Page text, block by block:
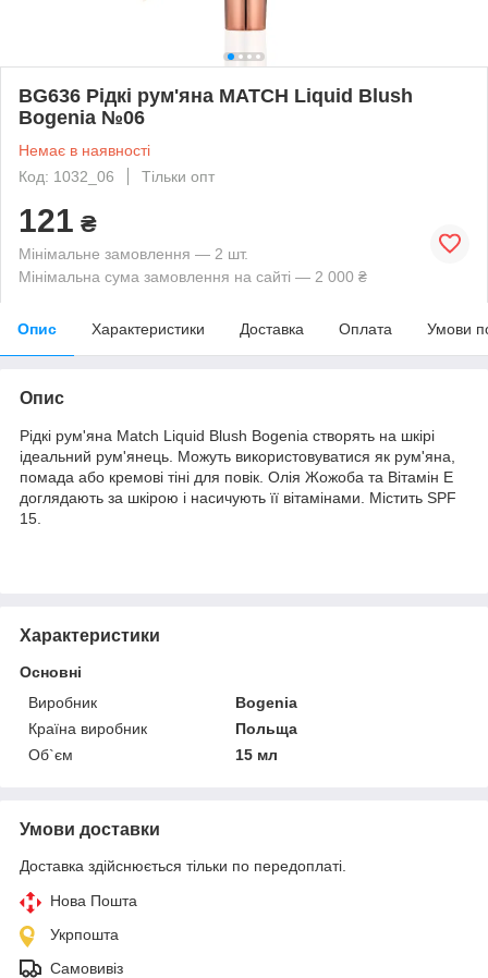
BG636 Рідкі рум'яна MATCH Liquid Blush
Bogenia №06
Немає в наявності
Код: 1032_06
Тільки опт
121 ₴
Мінімальне замовлення — 2 шт.
Мінімальна сума замовлення на сайті — 2 000 ₴
Опис Характеристики Доставка Оплата Умови
Опис
Рідкі рум'яна Match Liquid Blush Bogenia створять на шкірі
ідеальний рум'янець. Можуть використовуватися як рум'яна,
помада або кремові тіні для повік. Олія Жожоба та Вітамін Е
доглядають за шкірою і насичують її вітамінами. Містить SPF
15.
Характеристики
Основні
Виробник
Bogenia
Країна виробник
Польща
Об`єм
15 мл
Умови доставки
Доставка здійснюється тільки по передоплаті.
Нова Пошта
Укрпошта
Самовивіз